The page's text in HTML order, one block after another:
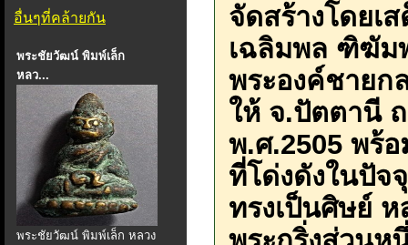
อื่นๆที่คล้ายกัน
พระชัยวัฒน์ พิมพ์เล็ก
หลว...
พระชัยวัฒน์ พิมพ์เล็ก หลวง
จัดสร้างโดยเ
เฉลิมพล ฑิฆัม
พระองค์ชายก
ให้ จ.ปัตตานี
พ.ศ.2505 พร้
ที่โด่งดังในปัจ
ทรงเป็นศิษย์